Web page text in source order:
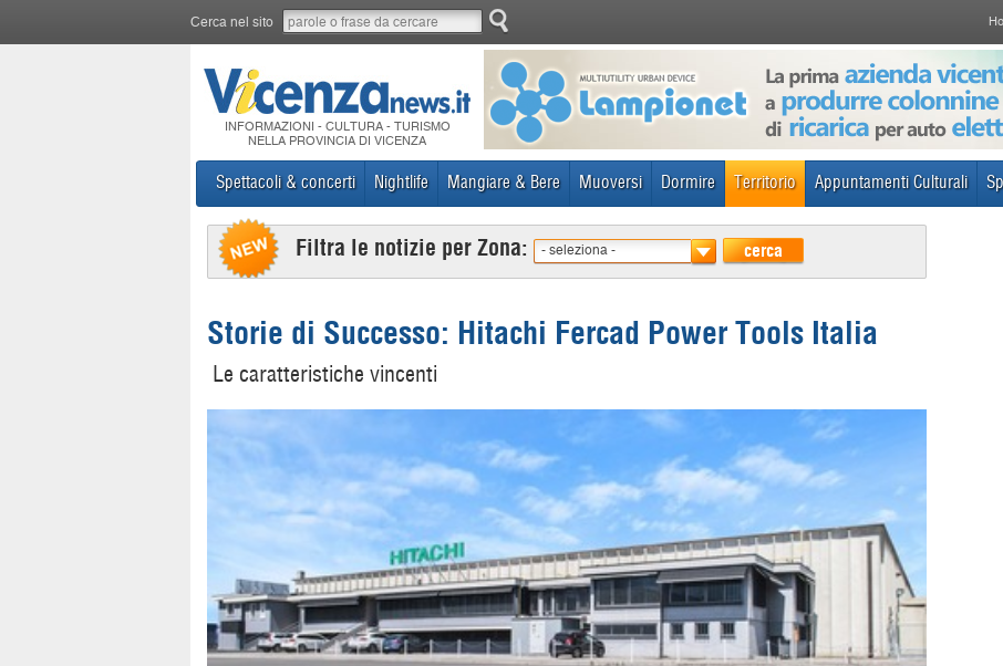
Cerca nel sito
INFORMAZIONI - CULTURA - TURISMO
NELLA PROVINCIA DI VICENZA
Spettacoli & concerti Nightlife Mangiare & Bere Muoversi Dormire Territorio Appuntamenti Culturali
Filtra le notizie per Zona: - seleziona - cerca
Storie di Successo: Hitachi Fercad Power Tools Italia
Le caratteristiche vincenti